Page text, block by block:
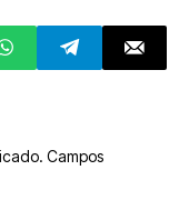
SUV de
Fileiras
Campos